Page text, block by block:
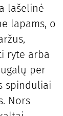
lašelinė
lapams, o
ryte arba
per
spinduliai
Nors